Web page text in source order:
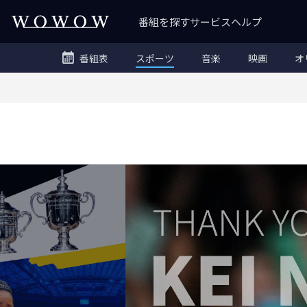
番組を探すサービスヘルプ
番組表 スポーツ 音楽 映画